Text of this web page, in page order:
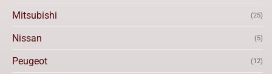
Mitsubishi (25)
Nissan (5)
Peugeot (12)